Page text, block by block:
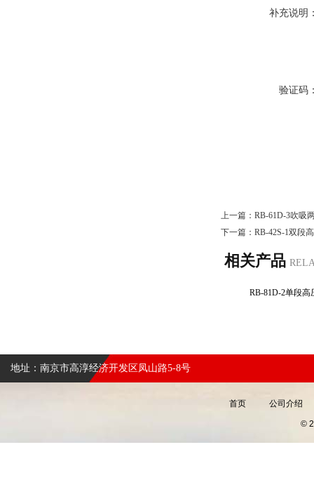
补充说明
验证码
上一篇： RB-61D-3吹吸
下一篇： RB-42S-1双段
相关产品
RB-81D-2单段
地址：南京市高淳经济开发区凤山路5-8号
首页 公司介绍
©